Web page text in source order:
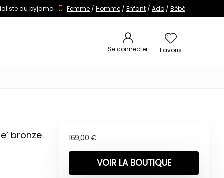
du pyjama Femme / Homme / Enfant / Ado / Bébé
Se connecter Favoris
bronze 169,00 €
VOIR LA BOUTIQUE